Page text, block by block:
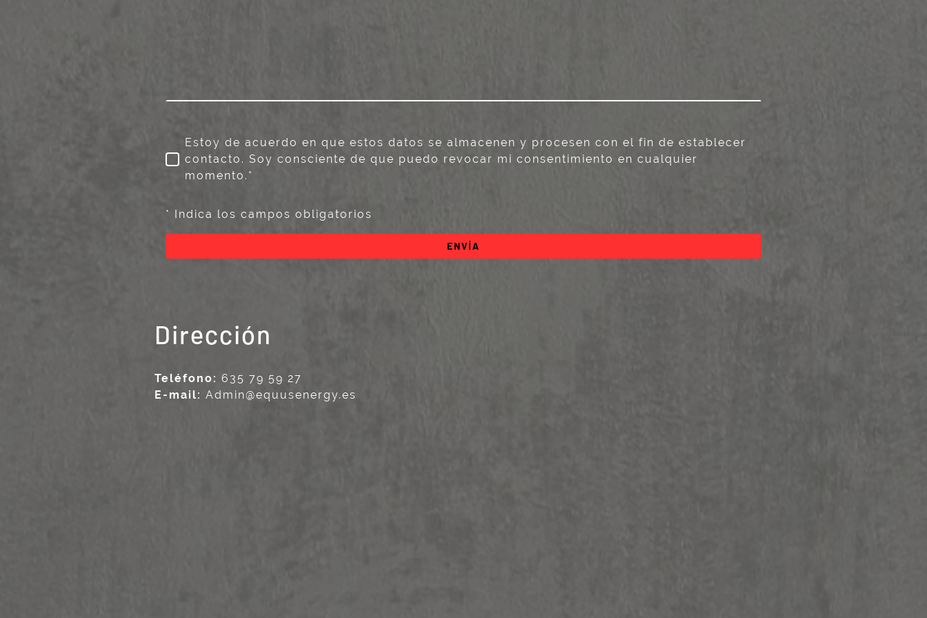
Estoy de acuerdo en que estos datos se almacenen y procesen con el fin de establecer
contacto. Soy consciente de que puedo revocar mi consentimiento en cualquier
momento.*
* Indica los campos obligatorios
ENVÍA
Dirección
Teléfono: 635 79 59 27
E-mail: Admin@equusenergy.es